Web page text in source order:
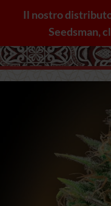
Il nostro
Seedsman,